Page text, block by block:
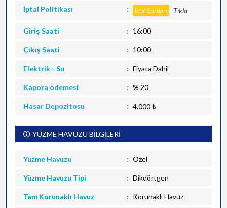
İptal Politikası İptal Şartları Tıkla
Giriş Saati 16:00
Çıkış Saati 10:00
Elektrik - Su Fiyata Dahil
Kapora ödemesi % 20
Hasar Depozitosu 4.000 ₺
YÜZME HAVUZU BİLGİLERİ
Yüzme Havuzu Özel
Yüzme Havuzu Tipi Dikdörtgen
Tam Korunaklı Havuz Korunaklı Havuz